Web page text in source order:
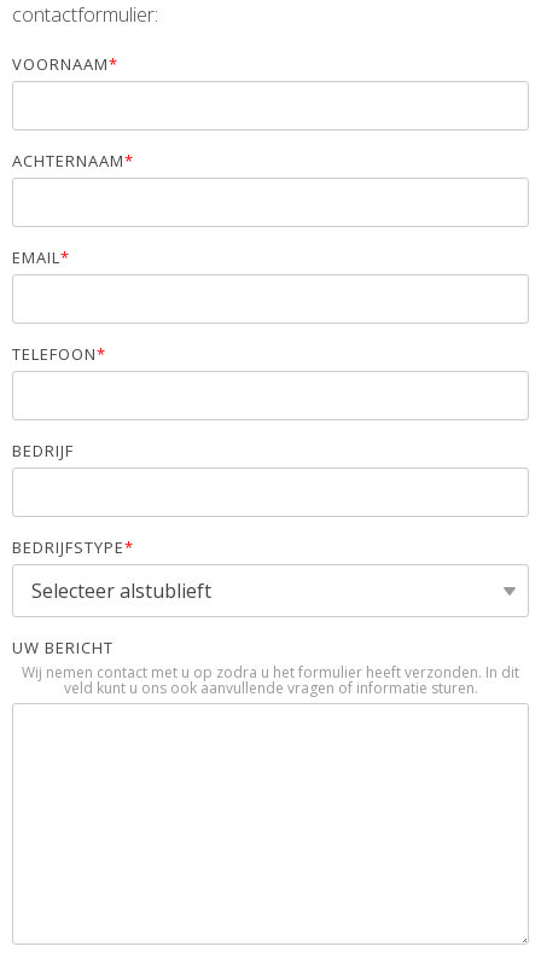
contactformulier:
VOORNAAM*
ACHTERNAAM*
EMAIL*
TELEFOON*
BEDRIJF
BEDRIJFSTYPE*
UW BERICHT
Wij nemen contact met u op zodra u het formulier heeft verzonden. In dit
veld kunt u ons ook aanvullende vragen of informatie sturen.